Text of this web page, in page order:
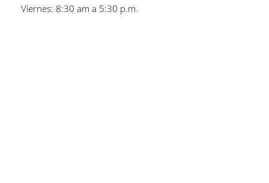
Viernes: 8:30 am a 5:30 p.m.